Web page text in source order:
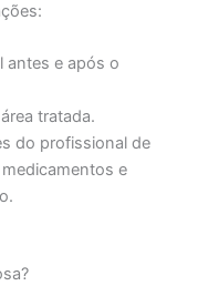
antes e após o
tratada.
do profissional de
e